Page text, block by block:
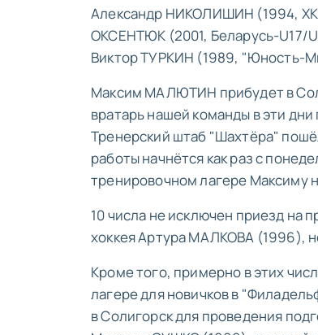
Александр НИКОЛИШИН (1994,
ОКСЕНТЮК (2001, Беларусь-U17/
Виктор ТУРКИН (1989, "Юность-
Максим МАЛЮТИН прибудет в
вратарь нашей команды в эти
Тренерский штаб "Шахтёра"
работы начнётся как раз с
тренировочном лагере Максиму
10 числа не исключен приезд на
хоккея Артура МАЛКОВА (1996),
Кроме того, примерно в этих
лагере для новичков в
в Солигорск для проведения